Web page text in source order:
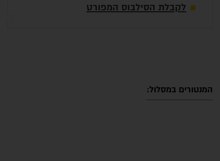
לקבלת הסילבוס המפורט
המנטורים במסלול: